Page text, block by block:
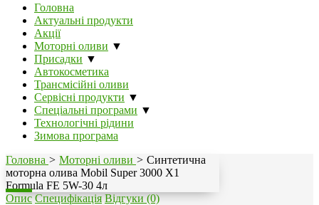
Головна
Актуальні продукти
Акції
Моторні оливи ▼
Присадки ▼
Автокосметика
Трансмісійні оливи
Сервісні продукти ▼
Спеціальні програми ▼
Технологічні рідини
Зимова програма
Головна > Моторні оливи > Синтетична
моторна олива Mobil Super 3000 X1
Formula FE 5W-30 4л
Опис Специфікація Відгуки (0)